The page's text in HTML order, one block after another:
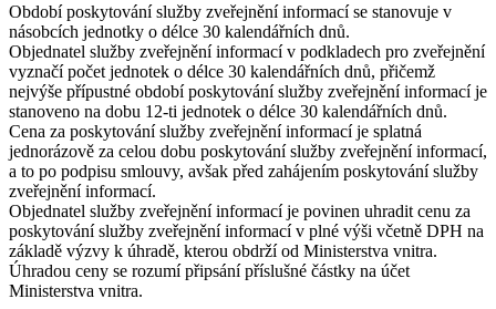
Období poskytování služby zveřejnění informací se stanovuje v
násobcích jednotky o délce 30 kalendářních dnů.
Objednatel služby zveřejnění informací v podkladech pro zveřejnění
vyznačí počet jednotek o délce 30 kalendářních dnů, přičemž
nejvýše přípustné období poskytování služby zveřejnění informací je
stanoveno na dobu 12-ti jednotek o délce 30 kalendářních dnů.
Cena za poskytování služby zveřejnění informací je splatná
jednorázově za celou dobu poskytování služby zveřejnění informací,
a to po podpisu smlouvy, avšak před zahájením poskytování služby
zveřejnění informací.
Objednatel služby zveřejnění informací je povinen uhradit cenu za
poskytování služby zveřejnění informací v plné výši včetně DPH na
základě výzvy k úhradě, kterou obdrží od Ministerstva vnitra.
Úhradou ceny se rozumí připsání příslušné částky na účet
Ministerstva vnitra.